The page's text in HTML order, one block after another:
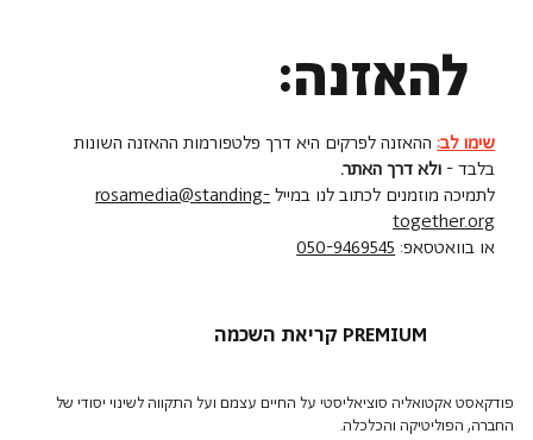
להאזנה:
שימו לב: ההאזנה לפרקים היא דרך פלטפורמות ההאזנה השונות
בלבד - ולא דרך האתר.
לתמיכה מוזמנים לכתוב לנו במיילrosamedia@standing-
together.org
או בוואטסאפ: 050-9469545
קריאת השכמה PREMIUM
פודקאסט אקטואליה סוציאליסטי על החיים עצמם ועל התקווה לשינוי יסודי של
החברה, הפוליטיקה והכלכלה.